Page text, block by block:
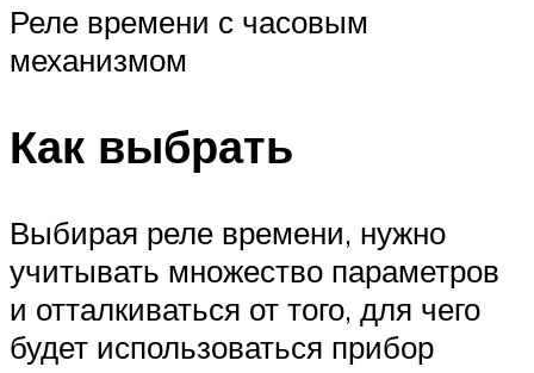
Реле времени с часовым
механизмом
Как выбрать
Выбирая реле времени, нужно
учитывать множество параметров
и отталкиваться от того, для чего
будет использоваться прибор